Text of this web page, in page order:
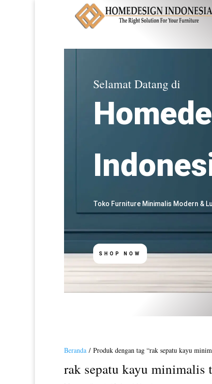
Selamat Datang di
Toko Furniture Minimalis Modern &
SHOP NOW
Beranda / Produk dengan tag “rak sepatu kayu
rak sepatu kayu minimalis